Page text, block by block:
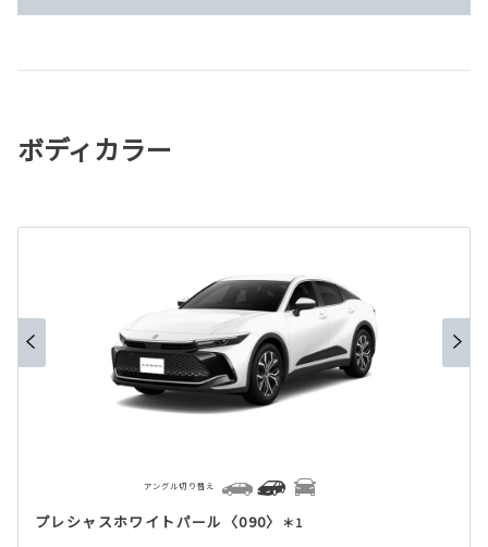
ボディカラー
プレシャスホワイトパール〈090〉 ＊1
アングル切り替え